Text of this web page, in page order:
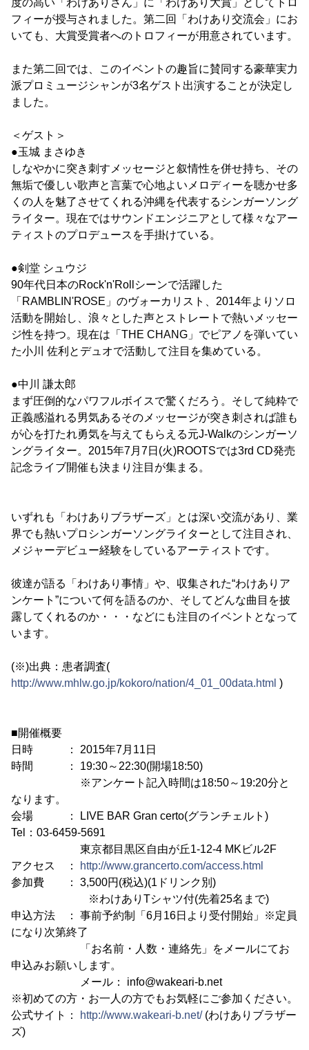
度の高い「わけありさん」に「わけあり大賞」としてトロ
フィーが授与されました。第二回「わけあり交流会」にお
いても、大賞受賞者へのトロフィーが用意されています。
また第二回では、このイベントの趣旨に賛同する豪華実力
派プロミュージシャンが3名ゲスト出演することが決定し
ました。
＜ゲスト＞
●玉城 まさゆき
しなやかに突き刺すメッセージと叙情性を併せ持ち、その
無垢で優しい歌声と言葉で心地よいメロディーを聴かせ多
くの人を魅了させてくれる沖縄を代表するシンガーソング
ライター。現在ではサウンドエンジニアとして様々なアー
ティストのプロデュースを手掛けている。
●剣堂 シュウジ
90年代日本のRock'n'Rollシーンで活躍した
「RAMBLIN'ROSE」のヴォーカリスト、2014年よりソロ
活動を開始し、浪々とした声とストレートで熱いメッセー
ジ性を持つ。現在は「THE CHANG」でピアノを弾いてい
た小川 佐利とデュオで活動して注目を集めている。
●中川 謙太郎
まず圧倒的なパワフルボイスで驚くだろう。そして純粋で
正義感溢れる男気あるそのメッセージが突き刺されば誰も
が心を打たれ勇気を与えてもらえる元J-Walkのシンガーソ
ングライター。2015年7月7日(火)ROOTSでは3rd CD発売
記念ライブ開催も決まり注目が集まる。
いずれも「わけありブラザーズ」とは深い交流があり、業
界でも熱いプロシンガーソングライターとして注目され、
メジャーデビュー経験をしているアーティストです。
彼達が語る「わけあり事情」や、収集された“わけありア
ンケート”について何を語るのか、そしてどんな曲目を披
露してくれるのか・・・などにも注目のイベントとなって
います。
(※)出典：患者調査(
http://www.mhlw.go.jp/kokoro/nation/4_01_00data.html )
■開催概要
日時 ： 2015年7月11日
時間 ： 19:30～22:30(開場18:50)
※アンケート記入時間は18:50～19:20分と
なります。
会場 ： LIVE BAR Gran certo(グランチェルト)
Tel：03-6459-5691
東京都目黒区自由が丘1-12-4 MKビル2F
アクセス ：
http://www.grancerto.com/access.html
参加費 ： 3,500円(税込)(1ドリンク別)
※わけありTシャツ付(先着25名まで)
申込方法 ： 事前予約制「6月16日より受付開始」※定員
になり次第終了
「お名前・人数・連絡先」をメールにてお
申込みお願いします。
メール： info@wakeari-b.net
※初めての方・お一人の方でもお気軽にご参加ください。
公式サイト：
http://www.wakeari-b.net/(わけありブラザー
ズ)